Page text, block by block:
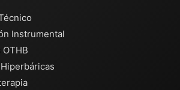
Instrumental